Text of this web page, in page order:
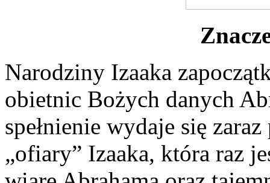
Narodziny Izaaka
obietnic Bożych danych
spełnienie wydaje się
„ofiary” Izaaka, która raz